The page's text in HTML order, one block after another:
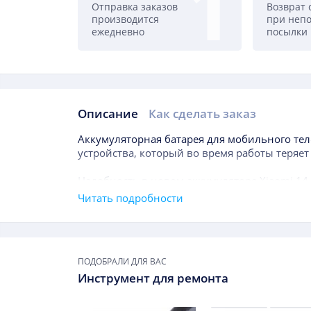
Отправка заказов
производится
ежедневно
Возврат
при
посылки
Описание Как сделать заказ
Описание
Аккумуляторная батарея для мобильного
устройства, который во время работы
Надобность в новом аккумуляторе
даже в течение года после покупки гаджета,
эксплуатации батареи значительно меньше,
Заменить данный элемент рекомендуется,
Читать подробности
ПОДОБРАЛИ ДЛЯ ВАС
Инструмент для ремонта